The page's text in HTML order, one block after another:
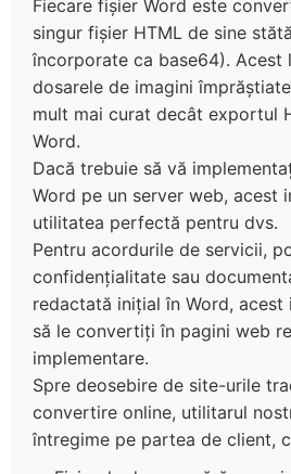
Fiecare fișier Word este
singur fișier HTML de sine
încorporate ca base64). Acest
dosarele de imagini
mult mai curat decât exportul
Word.
Dacă trebuie să vă
Word pe un server web, acest
utilitatea perfectă pentru dvs.
Pentru acordurile de servicii,
confidențialitate sau
redactată inițial în Word, acest
să le convertiți în pagini web
implementare.
Spre deosebire de site-urile
convertire online, utilitarul
întregime pe partea de client,